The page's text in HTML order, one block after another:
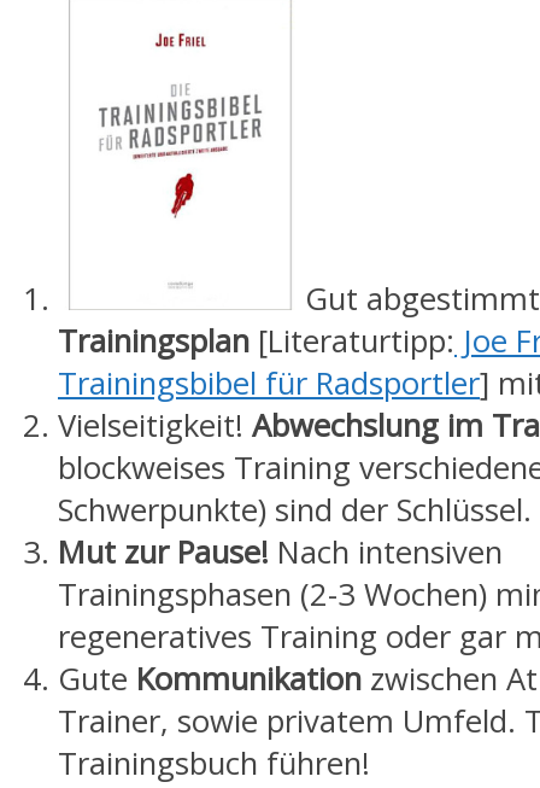
Gut
Trainingsplan [Literaturtipp: Joe
Trainingsbibel für Radsportler]
Vielseitigkeit! Abwechslung im
blockweises Training
Schwerpunkte) sind der Schlüssel.
Mut zur Pause! Nach intensiven
Trainingsphasen (2-3 Wochen)
regeneratives Training oder gar
Gute Kommunikation zwischen
Trainer, sowie privatem Umfeld.
Trainingsbuch führen!